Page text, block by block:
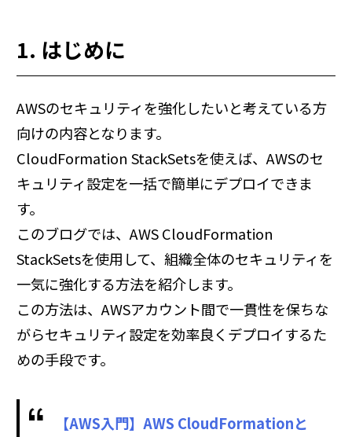
1. はじめに
AWSのセキュリティを強化したいと考えている方
向けの内容となります。
CloudFormation StackSetsを使えば、AWSのセ
キュリティ設定を一括で簡単にデプロイできま
す。
このブログでは、AWS CloudFormation
StackSetsを使用して、組織全体のセキュリティを
一気に強化する方法を紹介します。
この方法は、AWSアカウント間で一貫性を保ちな
がらセキュリティ設定を効率良くデプロイするた
めの手段です。
【AWS入門】AWS CloudFormationと